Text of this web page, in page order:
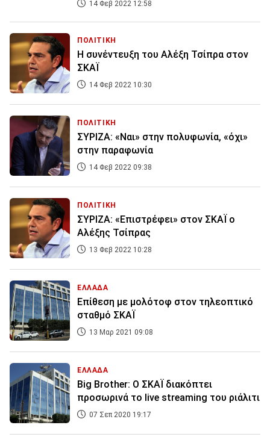
14 Φεβ 2022 12:58
ΠΟΛΙΤΙΚΗ
Η συνέντευξη του Αλέξη Τσίπρα στον
ΣΚΑΪ
14 Φεβ 2022 10:30
ΠΟΛΙΤΙΚΗ
ΣΥΡΙΖΑ: «Ναι» στην πολυφωνία, «όχι»
στην παραφωνία
14 Φεβ 2022 09:38
ΠΟΛΙΤΙΚΗ
ΣΥΡΙΖΑ: «Επιστρέφει» στον ΣΚΑΪ ο
Αλέξης Τσίπρας
13 Φεβ 2022 10:28
ΕΛΛΑΔΑ
Επίθεση με μολότοφ στον τηλεοπτικό
σταθμό ΣΚΑΪ
13 Μαρ 2021 09:08
ΕΛΛΑΔΑ
Big Brother: Ο ΣΚΑΪ διακόπτει
προσωρινά το live streaming του ριάλιτι
07 Σεπ 2020 19:17